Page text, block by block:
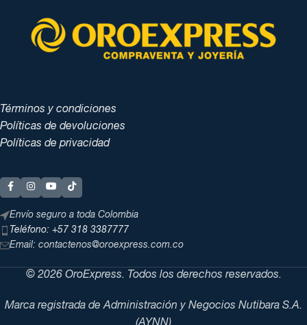
Términos y condiciones
Políticas de devoluciones
Políticas de privacidad
Envío seguro a toda Colombia
Teléfono: +57 318 3387777
Email: contactenos@oroexpress.com.co
© 2026 OroExpress. Todos los derechos reservados.
Marca registrada de Administración y Negocios Nutibara S.A.